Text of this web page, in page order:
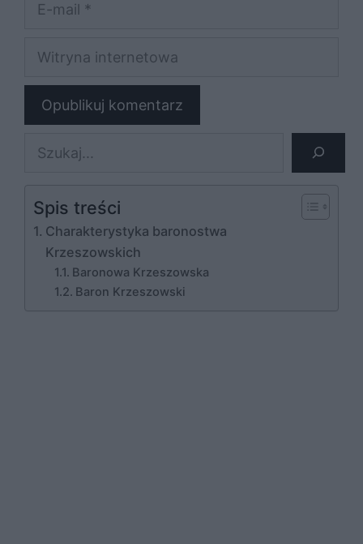
Witryna
Szukaj
Spis treści
Charakterystyka baronostwa
Krzeszowskich
Baronowa Krzeszowska
Baron Krzeszowski